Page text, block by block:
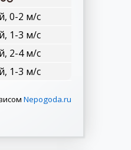
0-2 м/с
1-3 м/с
2-4 м/с
1-3 м/с
Nepogoda.ru